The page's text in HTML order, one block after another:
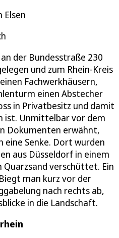
Elsen
der Bundesstraße 230
und zum Rhein-Kreis
Fachwerkhäusern,
einen Abstecher
in Privatbesitz und damit
ist. Unmittelbar vor dem
Dokumenten erwähnt,
eine Senke. Dort wurden
aus Düsseldorf in einem
Quarzsand verschüttet. Ein
man kurz vor der
nach rechts ab,
in die Landschaft.